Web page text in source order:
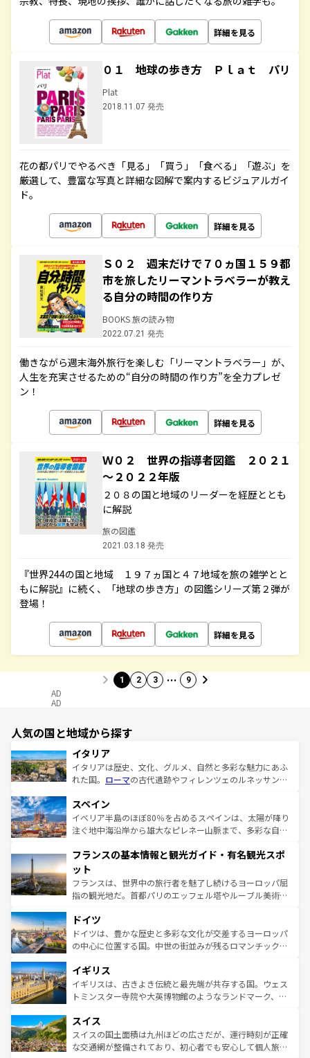
詳細を見る
０１ 地球の歩き方 Ｐｌａｔ パリ
Plat
2018.11.07 発売
花の都パリでやるべき「見る」「買う」「食べる」「遊ぶ」を
厳選して、豊富な写真と詳細な図解で案内するビジュアルガイ
ド。
詳細を見る
Ｓ０２ 週末だけで７０ヵ国１５９都
市を旅したリーマントラベラーが教え
る自分の時間の作り方
BOOKS 旅の読み物
2022.07.21 発売
働きながら週末海外旅行を楽しむ「リーマントラベラー」が、
人生を充実させるための“自分の時間の作り方”を全力プレゼ
ン！
詳細を見る
Ｗ０２ 世界の指導者図鑑 ２０２１
～２０２２年版
２０８の国と地域のリーダーを経歴ととも
に解説
旅の図鑑
2021.03.18 発売
『世界244の国と地域 １９７ヵ国と４７地域を旅の雑学とと
もに解説』に続く、「地球の歩き方」の図鑑シリーズ第２弾が
登場！
詳細を見る
1 2 3 … 9
AD
AD
人気の国と地域から探す
イタリア
イタリアは歴史、文化、グルメ、自然と多彩な魅力にあふ
れた国。 ローマの古代遺跡やフィレンツェのルネッサンス
ろん、トスカーナの美しい田園風景やアマルフィ海岸の絶
景など、自然景観も見逃せない。観光の合間には、本場の
ピザやパスタなど、絶品のイタリア料理を堪能することも
ませてくれるイタリアで、忘れられない旅をしてみよう！
なお、新着のイタリア情報は
しい。
スペイン
イベリア半島のほぼ80％を占めるスペインは、太陽が降り
注ぐ地中海沿岸から雄大なピレネー山脈まで、多彩な自然
文化が根付くこの国では、情熱的なフラメンコ、熱気あふ
れる闘牛、そして美味しいタパスが生活の一部となってい
る。首都マドリードの洗練された雰囲気や、バルセロナの
アートに溢れた街角から、地方では古代ローマ遺跡や中世
せる。地方によって風土や気候が異なるスペインはその個
性で訪れる人を魅了する。 なお、新着のスペイン情報は コ
ンテンツ一覧を参照してほしい。
フランスの基本情報と観光ガイド・有名観光スポ
ット
フランスは、世界中の旅行者を魅了し続けるヨーロッパ屈
指の観光地だ。首都パリのエッフェル塔やルーブル美術館
で、幅広い魅力が詰まっている。華麗な宮殿、歴史的な大
聖堂、美しいビーチ、そして豊かな自然が、訪れる者を心
から魅了する。また、フランスは美食の国としても知ら
いる。シャンパンの発祥地であるランス、プロヴァンスの
香り高いラベンダー畑など、多彩な楽しみ方が可能だ。さ
らに、パリ以外の地域にも魅力が溢れており、どの街角に
れる地方に足を運ぶとそれぞれで全く異なる文化を体験で
きるだろう。 なお、新着のフランス情報はコンテンツ一覧
を参照してほしい。
ドイツ
ドイツは、豊かな歴史と多彩な文化が交差するヨーロッパ
の中心に位置する国。中世の街並みが残るロマンチック街
顔を持つこの国は、どこを歩いても飽きることがない。ベ
ルリンの文化的活気、バイエルン州のアルプスの絶景、そ
してライン川沿いのワイン畑といった風景は必見。ビール
は、お酒好きな人にはぜひ体験してほしい。 なお、新着の
ドイツ情報はコンテンツ一覧を参照してほしい。
イギリス
イギリスは、古きよき伝統と最先端が共存する国。ウェス
トミンスター寺院や大英博物館のようなランドマーク、歴
リアごとに異なる魅力がある。また、優雅なアフタヌーン
ティー、ビール好きにはたまらない英国パブ、サッカー観
戦など、本場だからこそできる体験も豊富。イギリスを旅
スイス
スイスの国土面積は九州ほどの広さだが、運行時刻が正確
な交通網が整備されており、初心者でも安心して個人旅行